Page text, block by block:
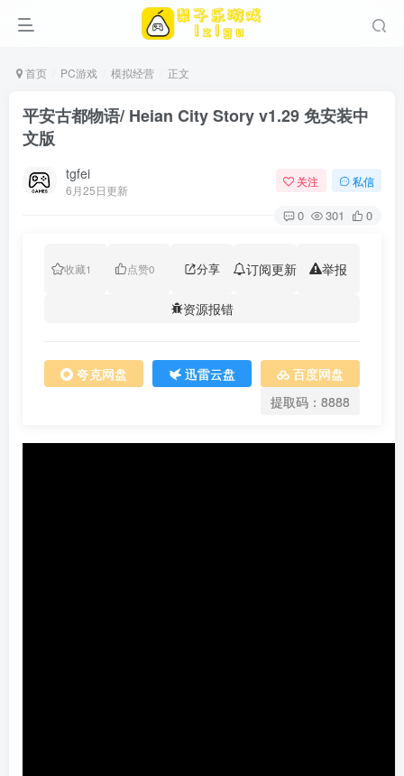
首页 PC游戏 模拟经营 正文
平安古都物语/ Heian City Story v1.29 免安装中
文版
tgfei
6月25日更新
关注 私信
0 301 0
收藏1 点赞0 分享 订阅更新 举报
资源报错
夸克网盘 迅雷云盘
百度网盘
提取码：8888